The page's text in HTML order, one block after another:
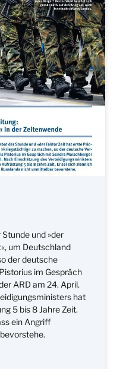
und »der
um Deutschland
der deutsche
im Gespräch
ARD am 24. April.
hat
5 bis 8 Jahre Zeit.
ein Angriff